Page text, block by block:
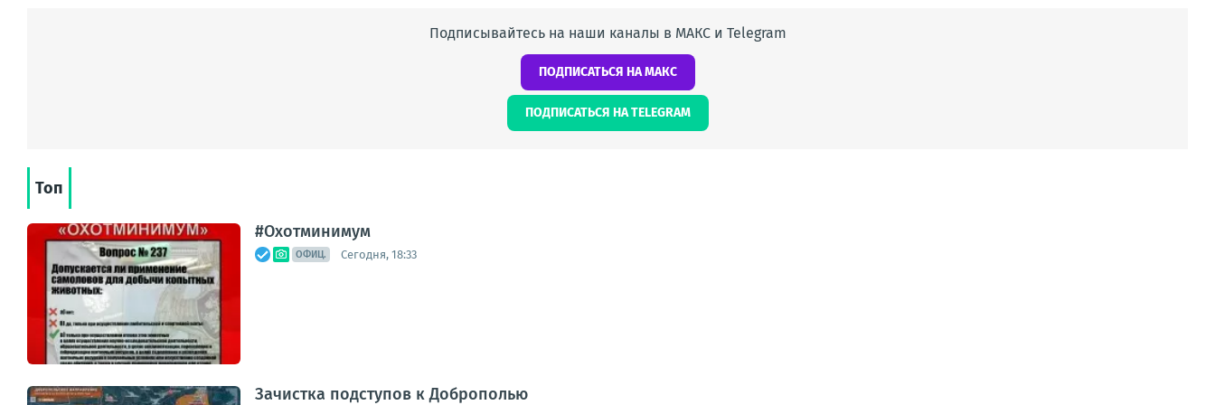
Подписывайтесь на наши каналы в МАКС и Telegram
ПОДПИСАТЬСЯ НА МАКС
ПОДПИСАТЬСЯ НА TELEGRAM
Топ
#Охотминимум
ОФИЦ. Сегодня, 18:33
Зачистка подступов к Доброполью